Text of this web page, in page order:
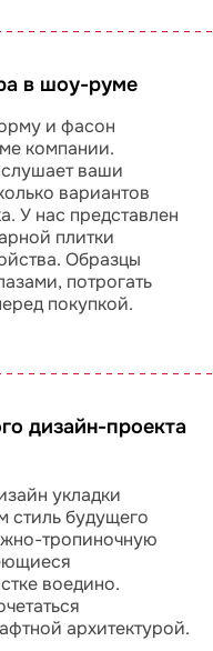
в шоу-руме
и фасон
компании.
ваши
вариантов
У нас представлен
плитки
Образцы
потрогать
покупкой.
дизайн-проекта
укладки
стиль будущего
тропиночную
воедино.
архитектурой.